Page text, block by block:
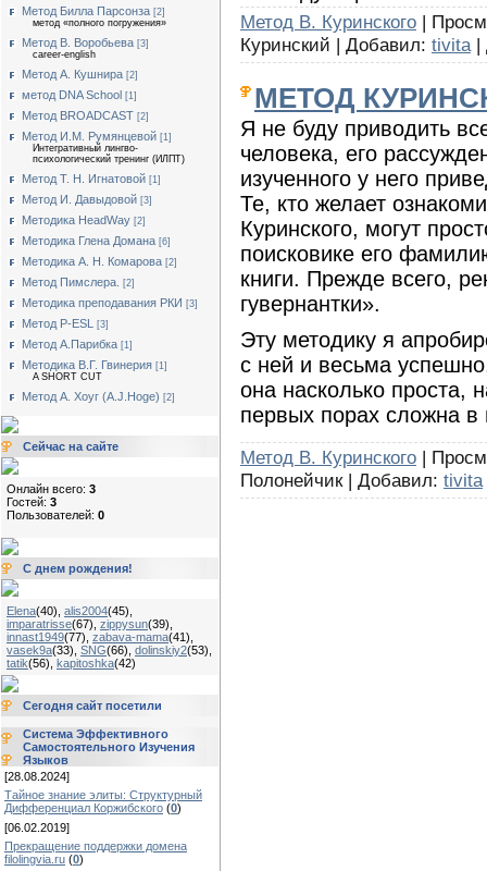
Метод Билла Парсонза [2]
метод «полного погружения»
Метод В. Воробьева [3]
career-english
Метод А. Кушнира [2]
метод DNA School [1]
Метод BROADCAST [2]
Метод И.М. Румянцевой [1]
Интегративный лингво-
психологический тренинг (ИЛПТ)
Метод Т. Н. Игнатовой [1]
Метод И. Давыдовой [3]
Методика HeadWay [2]
Методика Глена Домана [6]
Методика А. Н. Комарова [2]
Метод Пимслера. [2]
Методика преподавания РКИ [3]
Метод P-ESL [3]
Метод А.Парибка [1]
Методика В.Г. Гвинерия [1]
A SHORT CUT
Метод А. Хоуг (А.J.Нoge) [2]
Сейчас на сайте
Онлайн всего: 3
Гостей: 3
Пользователей: 0
С днем рождения!
Elena(40) alis2004(45)
imparatrisse(67) zippysun(39)
innast1949(77) zabava-mama(41)
vasek9a(33) SNG(66) dolinskiy2(53)
tatik(56) kapitoshka(42)
Сегодня сайт посетили
Система Эффективного
Самостоятельного Изучения
Языков
[28.08.2024]
Тайное знание элиты: Структурный
Дифференциал Коржибского (0)
[06.02.2019]
Прекращение поддержки домена
filolingvia.ru (0)
Метод В. Куринского |
Куринский | Добавил: tivita |
МЕТОД
Я не буду приводить
человека, его
изученного у него
Те, кто желает
Куринского, могут
поисковике его
книги. Прежде всего,
гувернантки».
Эту методику я
с ней и весьма
она насколько проста,
первых порах сложна в
Метод В. Куринского |
Полонейчик | Добавил: tivita